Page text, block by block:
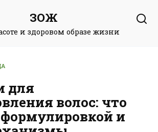
ЗОЖ
и здоровом образе жизни
для
волос: что
формулировкой и